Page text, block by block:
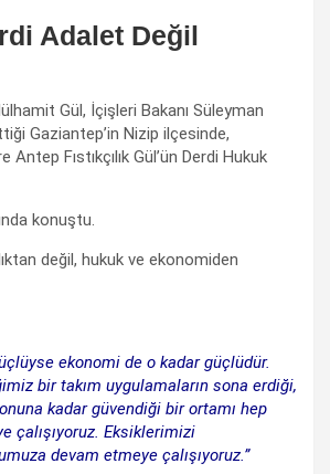
Adalet Değil
Gül, İçişleri Bakanı Süleyman
Gaziantep’in Nizip ilçesinde,
Fıstıkçılık Gül’ün Derdi Hukuk
konuştu.
değil, hukuk ve ekonomiden
ekonomi de o kadar güçlüdür.
bir takım uygulamaların sona erdiği,
kadar güvendiği bir ortamı hep
çalışıyoruz. Eksiklerimizi
devam etmeye çalışıyoruz.”